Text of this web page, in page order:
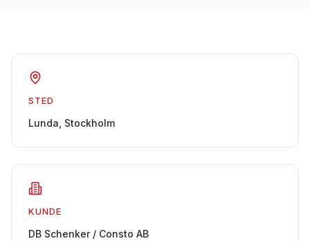
STED
Lunda, Stockholm
KUNDE
DB Schenker / Consto AB